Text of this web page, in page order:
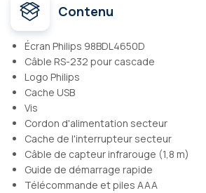
Contenu
Écran Philips 98BDL4650D
Câble RS-232 pour cascade
Logo Philips
Cache USB
Vis
Cordon d'alimentation secteur
Cache de l'interrupteur secteur
Câble de capteur infrarouge (1,8 m)
Guide de démarrage rapide
Télécommande et piles AAA